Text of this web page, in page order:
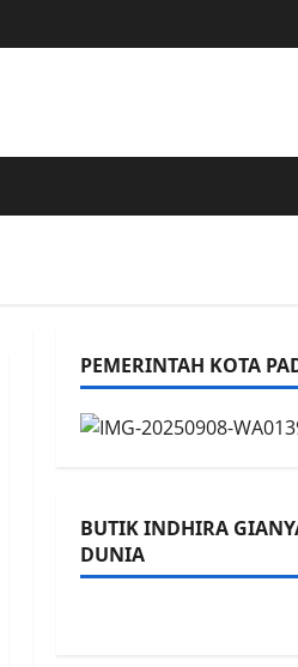
PEMERINTAH KOTA
BUTIK INDHIRA
DUNIA